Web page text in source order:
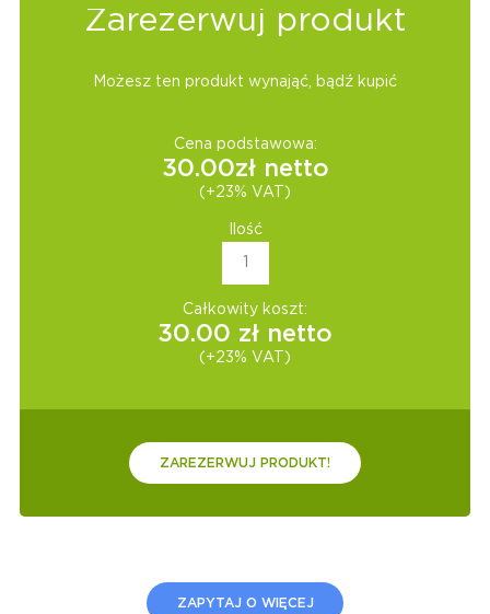
Zarezerwuj produkt
Możesz ten produkt wynająć, bądź kupić
Cena podstawowa:
30.00zł netto
(+23% VAT)
Ilość
Całkowity koszt:
30.00 zł netto
(+23% VAT)
ZAREZERWUJ PRODUKT!
ZAPYTAJ O WIĘCEJ